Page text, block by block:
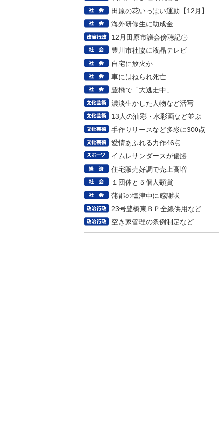
田原の花いっぱい運動【12月】
海外研修生に助成金
12月田原市議会傍聴記㊦
豊川市社協に液晶テレビ
自宅に放火か
車にはねられ死亡
豊橋で「大逃走中」
濃淡生かした人物など活写
13人の油彩・水彩画など並ぶ
手作りリースなど多彩に300点
愛情あふれる力作46点
イムレサンダースが優勝
住宅販売好調で売上高増
１団体と５個人顕賞
蒲郡の塩津中に感謝状
23号豊橋東ＢＰ全線供用など
空き家管理の条例制定など